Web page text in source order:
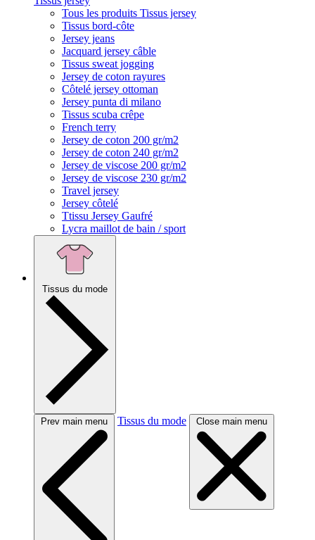
Tous les produits Tissus jersey
Tissus bord-côte
Jersey jeans
Jacquard jersey câble
Tissus sweat jogging
Jersey de coton rayures
Côtelé jersey ottoman
Jersey punta di milano
Tissus scuba crêpe
French terry
Jersey de coton 200 gr/m2
Jersey de coton 240 gr/m2
Jersey de viscose 200 gr/m2
Jersey de viscose 230 gr/m2
Travel jersey
Jersey côtelé
Ttissu Jersey Gaufré
Lycra maillot de bain / sport
Tissus du mode
Prev main menu Tissus du mode Close main menu